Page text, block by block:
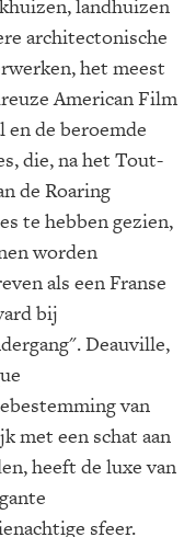
landhuizen
architectonische
het meest
American Film
en de beroemde
die, na het Tout-
de Roaring
te hebben gezien,
worden
als een Franse
bij
Deauville,
van
met een schat aan
heeft de luxe van
sfeer.